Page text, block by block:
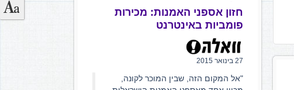
חזון אספני האמנות: מכירות
פומביות באינטרנט
27 בינואר 2015
"אל המקום הזה, שבין המוכר לקונה,